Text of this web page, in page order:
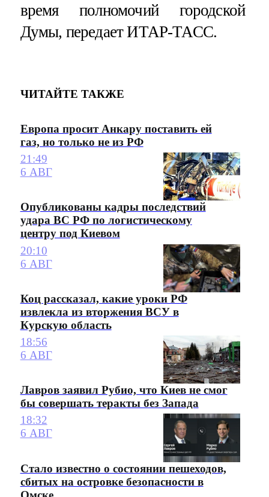
время полномочий городской
Думы, передает ИТАР-ТАСС.
ЧИТАЙТЕ ТАКЖЕ
Европа просит Анкару поставить ей
газ, но только не из РФ
21:49
6 АВГ
Опубликованы кадры последствий
удара ВС РФ по логистическому
центру под Киевом
20:10
6 АВГ
Коц рассказал, какие уроки РФ
извлекла из вторжения ВСУ в
Курскую область
18:56
6 АВГ
Лавров заявил Рубио, что Киев не смог
бы совершать теракты без Запада
18:32
6 АВГ
Стало известно о состоянии пешеходов,
сбитых на островке безопасности в